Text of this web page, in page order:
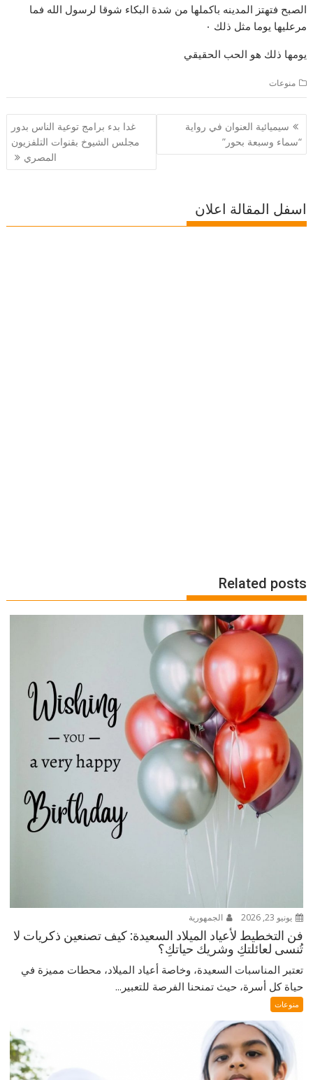
الصبح فتهتز المدينه باكملها من شدة البكاء شوقا لرسول الله فما
مرعليها يوما مثل ذلك ٠
يومها ذلك هو الحب الحقيقي
منوعات
تصفّح
المقالات
سيميائية العنوان في رواية
“سماء وسبعة بحور”
غدا بدء برامج توعية الناس بدور
مجلس الشيوخ بقنوات التلفزيون
المصري
اسفل المقالة اعلان
Related posts
يونيو 23, 2026 الجمهورية
فن التخطيط لأعياد الميلاد السعيدة: كيف تصنعين ذكريات لا
تُنسى لعائلتكِ وشريك حياتكِ؟
تعتبر المناسبات السعيدة، وخاصة أعياد الميلاد، محطات مميزة في
حياة كل أسرة، حيث تمنحنا الفرصة للتعبير...
منوعات